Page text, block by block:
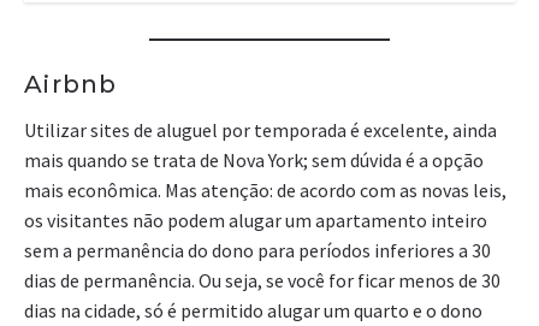
Airbnb
Utilizar sites de aluguel por temporada é excelente, ainda
mais quando se trata de Nova York; sem dúvida é a opção
mais econômica. Mas atenção: de acordo com as novas leis,
os visitantes não podem alugar um apartamento inteiro
sem a permanência do dono para períodos inferiores a 30
dias de permanência. Ou seja, se você for ficar menos de 30
dias na cidade, só é permitido alugar um quarto e o dono